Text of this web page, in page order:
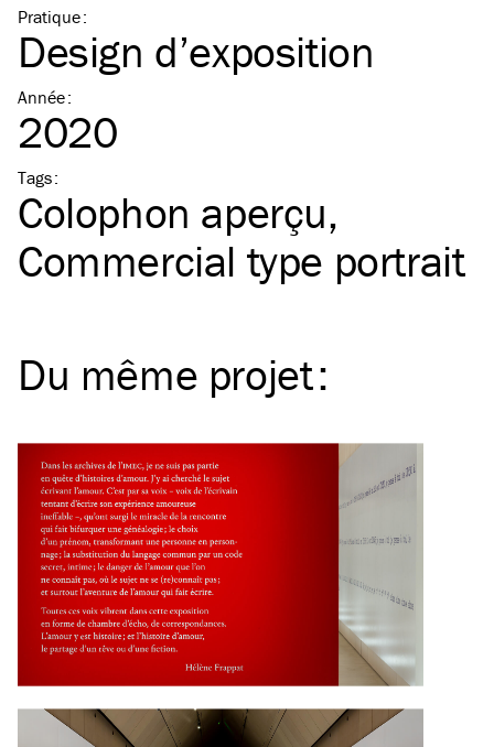
Pratique:
Design d’exposition
Année:
2020
Tags:
Colophon aperçu
Commercial type portrait
Du même projet: